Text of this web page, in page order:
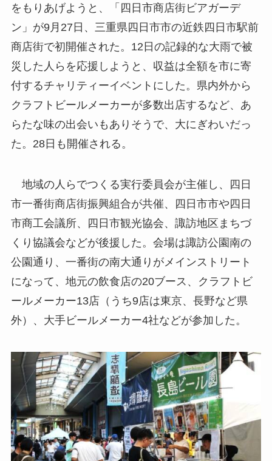
をもりあげようと、「四日市商店街ビアガーデ
ン」が9月27日、三重県四日市市の近鉄四日市駅前
商店街で初開催された。12日の記録的な大雨で被
災した人らを応援しようと、収益は全額を市に寄
付するチャリティーイベントにした。県内外から
クラフトビールメーカーが多数出店するなど、あ
らたな味の出会いもありそうで、大にぎわいだっ
た。28日も開催される。
地域の人らでつくる実行委員会が主催し、四日
市一番街商店街振興組合が共催、四日市市や四日
市商工会議所、四日市観光協会、諏訪地区まちづ
くり協議会などが後援した。会場は諏訪公園南の
公園通り、一番街の南大通りがメインストリート
になって、地元の飲食店の20ブース、クラフトビ
ールメーカー13店（うち9店は東京、長野など県
外）、大手ビールメーカー4社などが参加した。